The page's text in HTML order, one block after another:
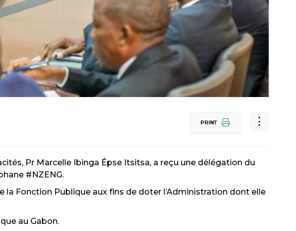
PRINT
Pr Marcelle Ibinga Épse Itsitsa, a reçu une délégation du
#NZENG.
Fonction Publique aux fins de doter l’Administration dont elle
au Gabon.